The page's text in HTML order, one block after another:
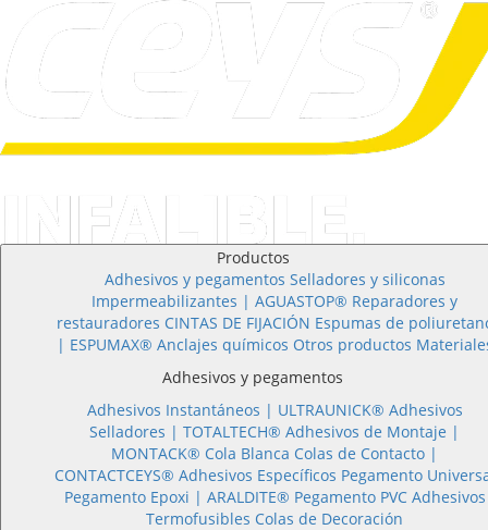
Productos
Adhesivos y pegamentos Selladores y siliconas
Impermeabilizantes | AGUASTOP® Reparadores y
restauradores CINTAS DE FIJACIÓN Espumas de
| ESPUMAX® Anclajes químicos Otros productos
Adhesivos y pegamentos
Adhesivos Instantáneos | ULTRAUNICK® Adhesivos
Selladores | TOTALTECH®
Adhesivos de Montaje |
MONTACK® Cola Blanca
Colas de Contacto |
CONTACTCEYS® Adhesivos Específicos Pegamento
Pegamento Epoxi | ARALDITE® Pegamento PVC Adhesivos
Termofusibles Colas de Decoración